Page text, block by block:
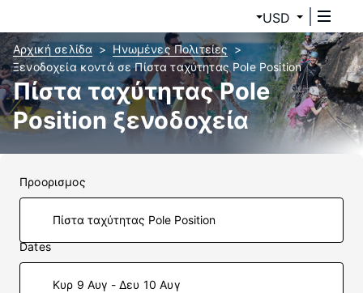
USD
Αρχική σελίδα
Ηνωμένες Πολιτείες
Ξενοδοχεία κοντά σε Πίστα ταχύτητας Pole Position
Πίστα ταχύτητας Pole
Position ξενοδοχεία
Προορισμος
Dates
Κυρ 9 Αυγ - Δευ 10 Αυγ